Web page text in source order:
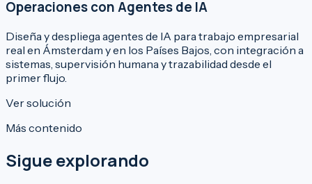
Operaciones con Agentes de IA
Diseña y despliega agentes de IA para trabajo empresarial
real en Ámsterdam y en los Países Bajos, con integración a
sistemas, supervisión humana y trazabilidad desde el
primer flujo.
Ver solución
Más contenido
Sigue explorando